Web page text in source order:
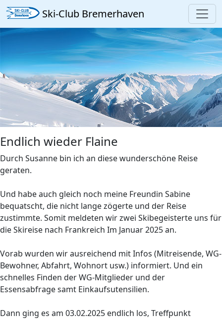
Ski-Club Bremerhaven
Endlich wieder Flaine
Durch Susanne bin ich an diese wunderschöne Reise
geraten.
Und habe auch gleich noch meine Freundin Sabine
bequatscht, die nicht lange zögerte und der Reise
zustimmte. Somit meldeten wir zwei Skibegeisterte uns für
die Skireise nach Frankreich Im Januar 2025 an.
Vorab wurden wir ausreichend mit Infos (Mitreisende, WG-
Bewohner, Abfahrt, Wohnort usw.) informiert. Und ein
schnelles Finden der WG-Mitglieder und der
Essensabfrage samt Einkaufsutensilien.
Dann ging es am 03.02.2025 endlich los, Treffpunkt